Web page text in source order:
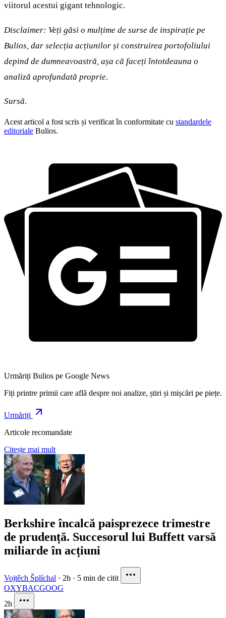
viitorul acestui gigant tehnologic.
Disclaimer: Veți găsi o mulțime de surse de inspirație pe
Bulios, dar selecția acțiunilor și construirea portofoliului
depind de dumneavoastră, așa că faceți întotdeauna o
analiză aprofundată proprie.
Sursă.
Acest articol a fost scris și verificat în conformitate cu standardele
editoriale Bulios.
Urmăriți Bulios pe Google News
Fiți printre primii care află despre noi analize, știri și mișcări pe piețe.
Urmăriți
Articole recomandate
Citește mai mult
Berkshire încalcă paisprezece trimestre
de prudență. Succesorul lui Buffett varsă
miliarde în acțiuni
Vojtěch Šplíchal · 2h · 5 min de citit
OXYBACGOOG
2h